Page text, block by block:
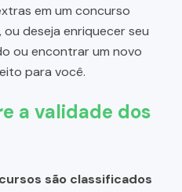
em um concurso
deseja enriquecer seu
ou encontrar um novo
para você.
a validade dos
são classificados